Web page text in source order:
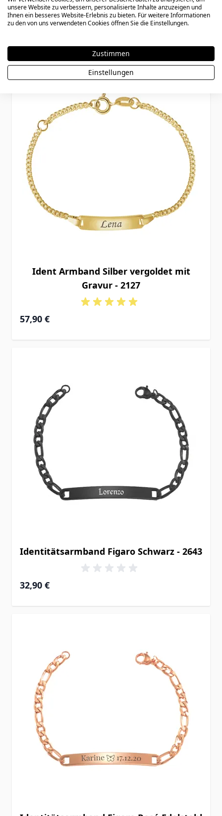
- 2300
Ident Armband Silber vergoldet mit
Gravur - 2127
Ab
57,90 €
Identitätsarmband Figaro Schwarz - 2643
32,90 €
unsere Website zu verbessern, personalisierte Inhalte anzuzeigen und
Ihnen ein besseres Website-Erlebnis zu bieten. Für weitere Informationen
zu den von uns verwendeten Cookies öffnen Sie die Einstellungen.
Zustimmen
Einstellungen